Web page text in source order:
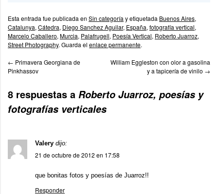
Esta entrada fue publicada en Sin categoría y etiquetada Buenos Aires,
Catalunya, Cátedra, Diego Sanchez Aguilar, España, fotografía vertical,
Marcelo Caballero, Murcia, Palafrugell, Poesía Vertical, Roberto Juarroz,
Street Photography. Guarda el enlace permanente.
← Primavera Georgiana de
Pinkhassov
William Eggleston con olor a gasolina
y a tapicería de vinilo →
8 respuestas a Roberto Juarroz, poesías y
fotografías verticales
Valery dijo:
21 de octubre de 2012 en 17:58
que bonitas fotos y poesías de Juarroz!!
Responder